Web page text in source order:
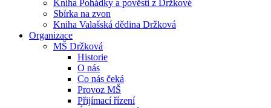
Kniha Pohádky a pověsti z Držkové
Sbírka na zvon
Kniha Valašská dědina Držková
Organizace
MŠ Držková
Historie
O nás
Co nás čeká
Provoz MŠ
Přijímací řízení